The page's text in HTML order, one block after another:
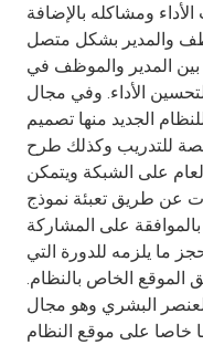
ومشاكله بالإضافة
والمدير بشكل متصل
المدير والموظف في
الأداء. وفي مجال
الجديد منها تصميم
للتدريب وكذلك طرح
على الشبكة ويتمكن
عن طريق تعبئة نموذج
على المشاركة
ما يلزمه للدورة التي
الخاص بالنظام.
البشري وهو مجال
خاصا على موقع النظام